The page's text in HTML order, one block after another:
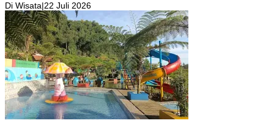
Di Wisata|22 Juli 2026